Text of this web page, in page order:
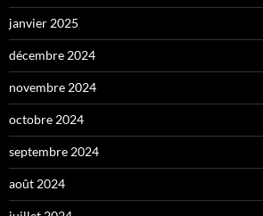
janvier 2025
décembre 2024
novembre 2024
octobre 2024
septembre 2024
août 2024